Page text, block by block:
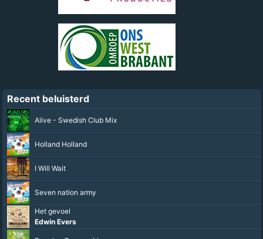
Recent beluisterd
Alive - Swedish Club Mix
Holland Holland
I Will Wait
Seven nation army
Het gevoel
Edwin Evers